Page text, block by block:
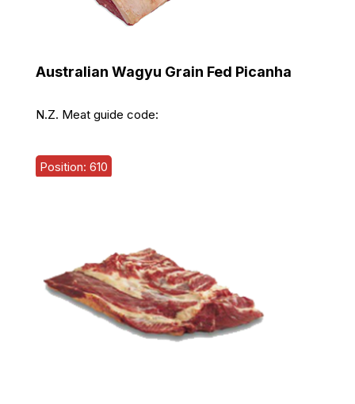
Australian Wagyu Grain Fed Picanha
N.Z. Meat guide code:
Position: 610